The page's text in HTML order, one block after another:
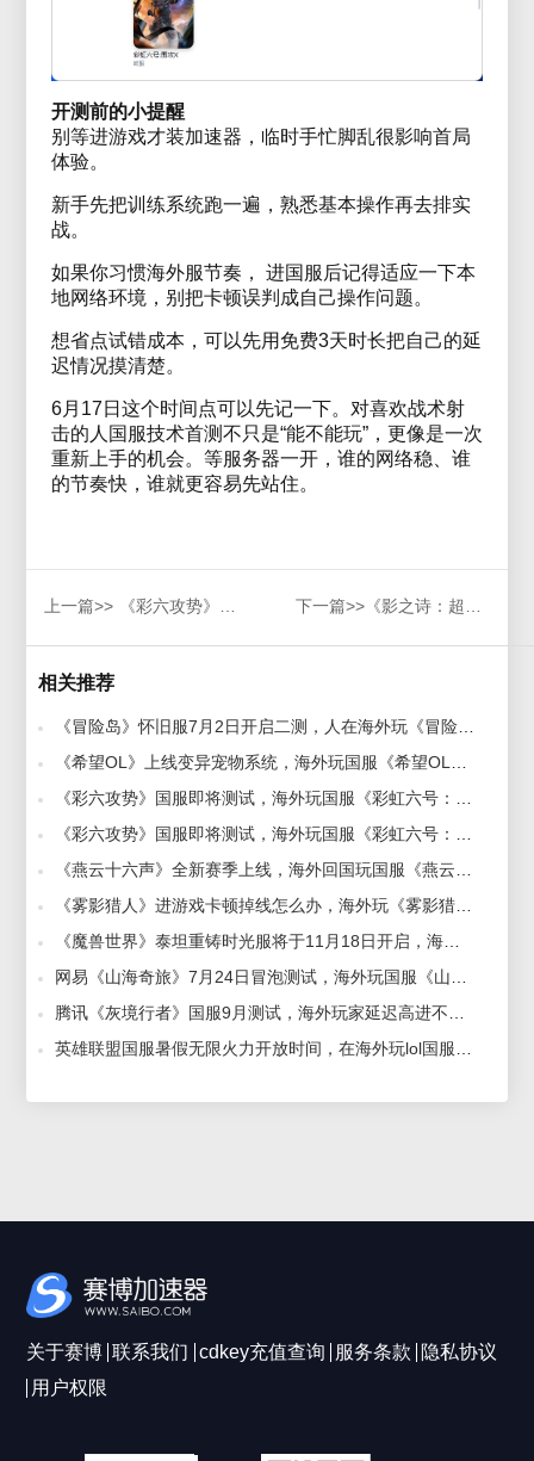
开测前的小提醒
别等进游戏才装加速器，临时手忙脚乱很影响首局
体验。
新手先把训练系统跑一遍，熟悉基本操作再去排实
战。
如果你习惯海外服节奏， 进国服后记得适应一下本
地网络环境，别把卡顿误判成自己操作问题。
想省点试错成本，可以先用免费3天时长把自己的延
迟情况摸清楚。
6月17日这个时间点可以先记一下。对喜欢战术射
击的人国服技术首测不只是“能不能玩”，更像是一次
重新上手的机会。等服务器一开，谁的网络稳、谁
的节奏快，谁就更容易先站住。
上一篇>> 《彩六攻势》国服即将测试，海外玩国服《彩虹六号：攻势》延迟低的加速器推 下一篇>>《影之诗：超凡世界》海外回归玩家必看！网络卡顿延迟解决方法
相关推荐
关于赛博 联系我们 cdkey充值查询 服务条款
隐私协议
用户权限